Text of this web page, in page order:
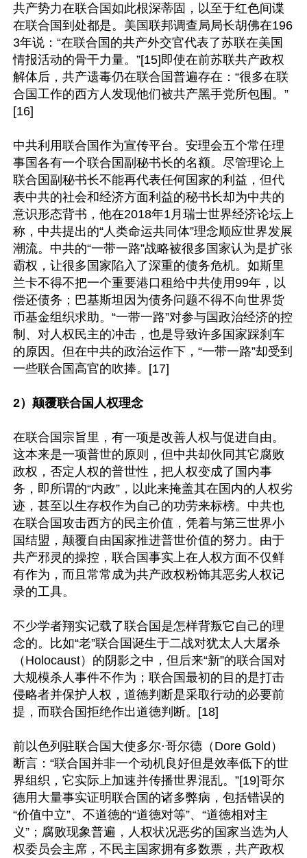
共产势力在联合国如此根深蒂固，以至于红色间谍
在联合国到处都是。美国联邦调查局局长胡佛在196
3年说：“在联合国的共产外交官代表了苏联在美国
情报活动的骨干力量。”[15]即使在前苏联共产政权
解体后，共产遗毒仍在联合国普遍存在：“很多在联
合国工作的西方人发现他们被共产黑手党所包围。”
[16]
中共利用联合国作为宣传平台。安理会五个常任理
事国各有一个联合国副秘书长的名额。尽管理论上
联合国副秘书长不能再代表任何国家的利益，但代
表中共的社会和经济方面利益的秘书长却为中共的
意识形态背书，他在2018年1月瑞士世界经济论坛上
称，中共提出的“人类命运共同体”理念顺应世界发展
潮流。中共的“一带一路”战略被很多国家认为是扩张
霸权，让很多国家陷入了深重的债务危机。如斯里
兰卡不得不把一个重要港口租给中共使用99年，以
偿还债务；巴基斯坦因为债务问题不得不向世界货
币基金组织求助。“一带一路”对参与国政治经济的控
制、对人权民主的冲击，也是导致许多国家踩刹车
的原因。但在中共的政治运作下，“一带一路”却受到
2）颠覆联合国人权理念
在联合国宗旨里，有一项是改善人权与促进自由。
这本来是一项普世的原则，但中共却伙同其它腐败
政权，否定人权的普世性，把人权变成了国内事
务，即所谓的“内政”，以此来掩盖其在国内的人权劣
迹，甚至以生存权作为自己的功劳来标榜。中共也
在联合国攻击西方的民主价值，凭着与第三世界小
国结盟，颠覆自由国家推进普世价值的努力。由于
共产邪灵的操控，联合国事实上在人权方面不仅鲜
有作为，而且常常成为共产政权粉饰其恶劣人权记
录的工具。
不少学者翔实记载了联合国是怎样背叛它自己的理
念的。比如“老”联合国诞生于二战对犹太人大屠杀
（Holocaust）的阴影之中，但后来“新”的联合国对
大规模杀人事件不作为；联合国最初的目的是打击
侵略者并保护人权，道德判断是采取行动的必要前
提，而联合国拒绝作出道德判断。[18]
前以色列驻联合国大使多尔·哥尔德（Dore Gold）
断言：“联合国并非一个动机良好但是效率低下的世
界组织，它实际上加速并传播世界混乱。”[19]哥尔
德用大量事实证明联合国的诸多弊病，包括错误的
“价值中立”、不道德的“道德对等”、“道德相对主
义”；腐败现象普遍，人权状况恶劣的国家当选为人
权委员会主席，不民主国家拥有多数票，共产政权